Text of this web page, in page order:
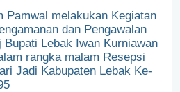
Pamwal melakukan Kegiatan
dan Pengawalan
Bupati Lebak Iwan Kurniawan
rangka malam Resepsi
Jadi Kabupaten Lebak Ke-